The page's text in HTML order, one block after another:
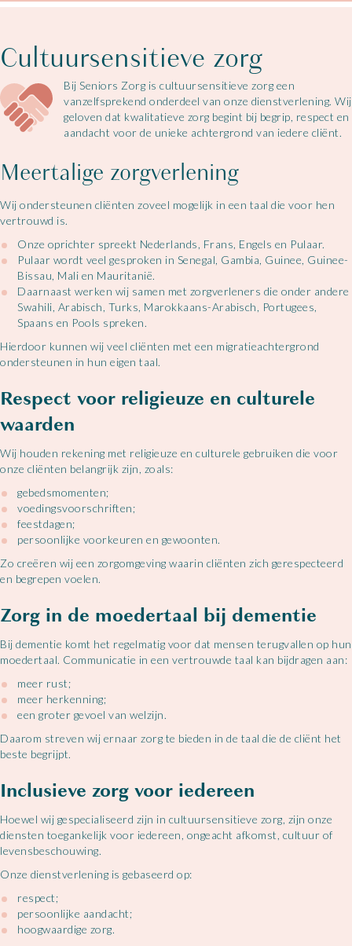
Cultuursensitieve zorg
Bij Seniors Zorg is cultuursensitieve zorg een
vanzelfsprekend onderdeel van onze dienstverlening. Wij
geloven dat kwalitatieve zorg begint bij begrip, respect en
aandacht voor de unieke achtergrond van iedere cliënt.
Meertalige zorgverlening
Wij ondersteunen cliënten zoveel mogelijk in een taal die voor hen
vertrouwd is.
Onze oprichter spreekt Nederlands, Frans, Engels en Pulaar.
Pulaar wordt veel gesproken in Senegal, Gambia, Guinee, Guinee-
Bissau, Mali en Mauritanië.
Daarnaast werken wij samen met zorgverleners die onder andere
Swahili, Arabisch, Turks, Marokkaans-Arabisch, Portugees,
Spaans en Pools spreken.
Hierdoor kunnen wij veel cliënten met een migratieachtergrond
ondersteunen in hun eigen taal.
Respect voor religieuze en culturele
waarden
Wij houden rekening met religieuze en culturele gebruiken die voor
onze cliënten belangrijk zijn, zoals:
gebedsmomenten;
voedingsvoorschriften;
feestdagen;
persoonlijke voorkeuren en gewoonten.
Zo creëren wij een zorgomgeving waarin cliënten zich gerespecteerd
en begrepen voelen.
Zorg in de moedertaal bij dementie
Bij dementie komt het regelmatig voor dat mensen terugvallen op hun
moedertaal. Communicatie in een vertrouwde taal kan bijdragen aan:
meer rust;
meer herkenning;
een groter gevoel van welzijn.
Daarom streven wij ernaar zorg te bieden in de taal die de cliënt het
beste begrijpt.
Inclusieve zorg voor iedereen
Hoewel wij gespecialiseerd zijn in cultuursensitieve zorg, zijn onze
diensten toegankelijk voor iedereen, ongeacht afkomst, cultuur of
levensbeschouwing.
Onze dienstverlening is gebaseerd op:
respect;
persoonlijke aandacht;
hoogwaardige zorg.